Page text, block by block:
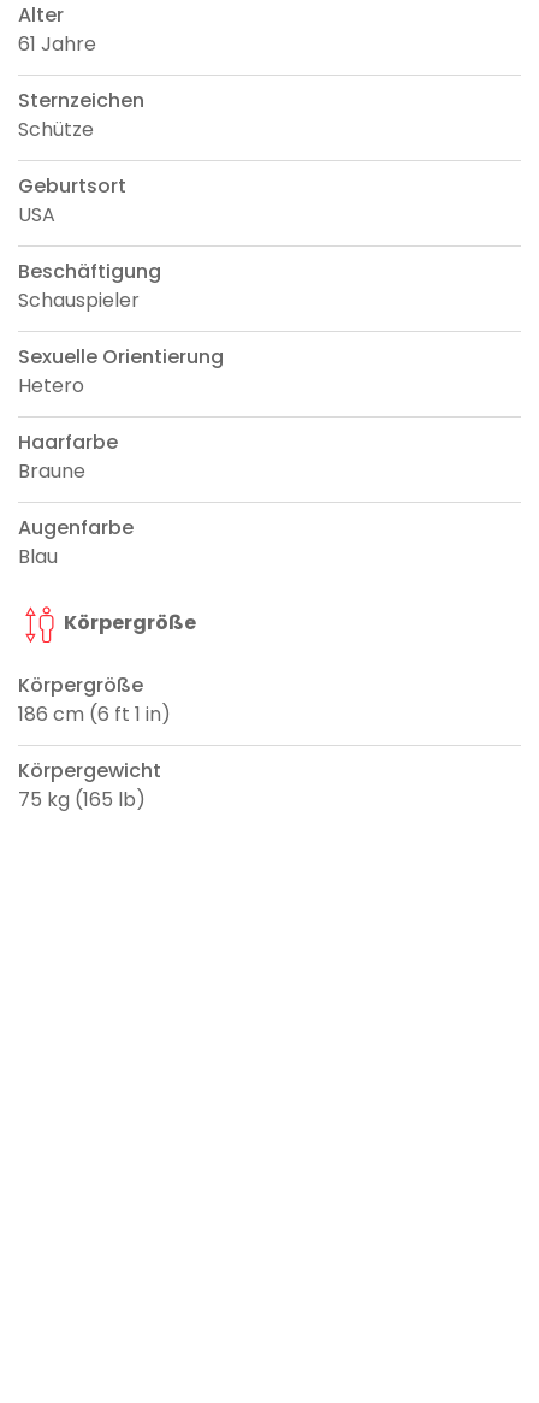
Alter
61 Jahre
Sternzeichen
Schütze
Geburtsort
USA
Beschäftigung
Schauspieler
Sexuelle Orientierung
Hetero
Haarfarbe
Braune
Augenfarbe
Blau
Körpergröße
Körpergröße
186 cm (6 ft 1 in)
Körpergewicht
75 kg (165 lb)